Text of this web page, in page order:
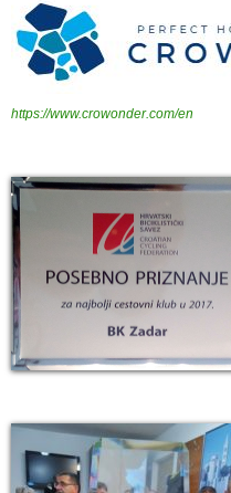
https://www.crowonder.com/en